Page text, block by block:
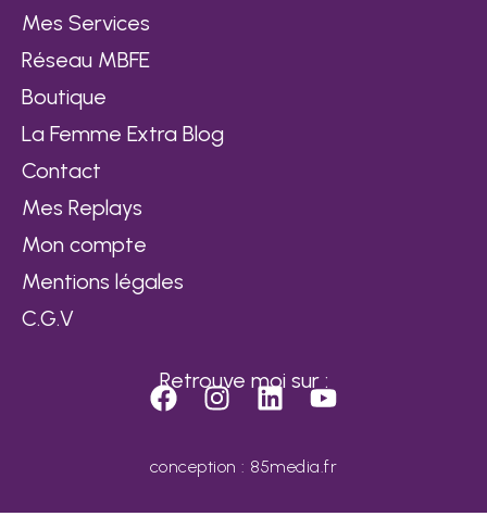
Mes Services
Réseau MBFE
Boutique
La Femme Extra Blog
Contact
Mes Replays
Mon compte
Mentions légales
C.G.V
Retrouve moi sur :
conception : 85media.fr